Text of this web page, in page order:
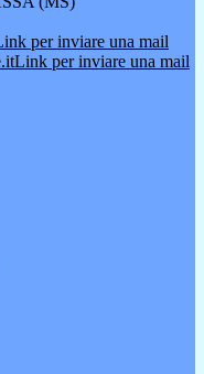
per inviare una mail
Link per inviare una mail